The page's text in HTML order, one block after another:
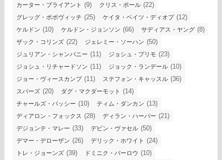
カーター・ブライアント (9) クリス・ポール (22)
グレッグ・ポポヴィッチ (25) ケイタ・ベイツ・ディオプ(12)
ケルドン (10) ケルドン・ジョンソン (66) サディアス・ヤング (8)
ザック・コリンズ (22) ジェレミー・ソーハン (50)
ジュリアン・シャンパニー (11) ジョシュ・プリモ (23)
ジョシュ・リチャードソン (11) ジョック・ランデール (10)
ジョー・ヴィースカンプ(11) ステフォン・キャッスル (36)
スパーズ (20) ダグ・マクダーモット (14)
チャールズ・バッシー (10) ティム・ダンカン (13)
ディアロン・フォックス (28) ディラン・ハーパー (21)
デジョンテ・マレー (33) デビン・ヴァセル (50)
デマー・デローザン (26) デリック・ホワイト (24)
トレ・ジョーンズ (39) ドミニク・バーロウ (10)